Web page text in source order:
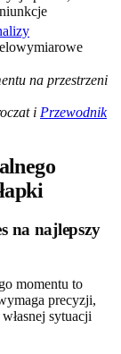
na przestrzeni
i Przewodnik
na najlepszy
momentu to
precyzji,
sytuacji